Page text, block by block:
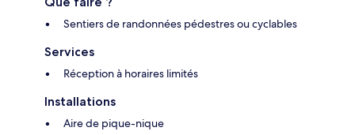
Sentiers de randonnées pédestres ou cyclables
Services
Réception à horaires limités
Installations
Aire de pique-nique